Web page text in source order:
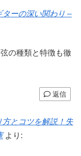
ターの深い関わり –
の種類と特徴も徹
返信
方とコツを解説！失
より: